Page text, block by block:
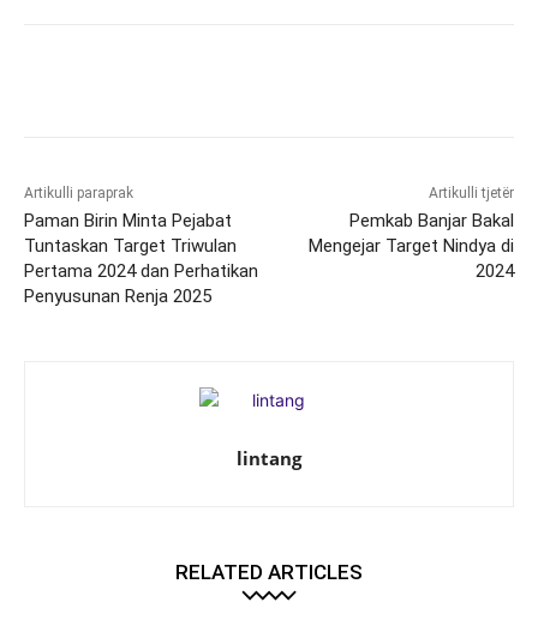
Artikulli paraprak
Paman Birin Minta Pejabat
Tuntaskan Target Triwulan
Pertama 2024 dan Perhatikan
Penyusunan Renja 2025
Artikulli tjetër
Pemkab Banjar Bakal
Mengejar Target Nindya di
2024
lintang
RELATED ARTICLES